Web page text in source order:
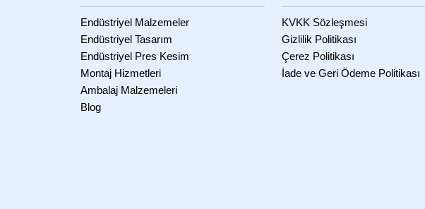
Endüstriyel Malzemeler
Endüstriyel Tasarım
Endüstriyel Pres Kesim
Montaj Hizmetleri
Ambalaj Malzemeleri
Blog
KVKK Sözleşmesi
Gizlilik Politikası
Çerez Politikası
İade ve Geri Ödeme Politikası